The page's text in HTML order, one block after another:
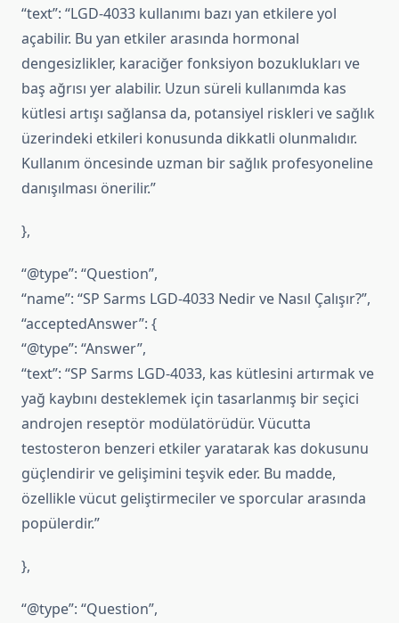
“text”: “LGD-4033 kullanımı bazı yan etkilere yol
açabilir. Bu yan etkiler arasında hormonal
dengesizlikler, karaciğer fonksiyon bozuklukları ve
baş ağrısı yer alabilir. Uzun süreli kullanımda kas
kütlesi artışı sağlansa da, potansiyel riskleri ve sağlık
üzerindeki etkileri konusunda dikkatli olunmalıdır.
Kullanım öncesinde uzman bir sağlık profesyoneline
danışılması önerilir.”
},
“@type”: “Question”,
“name”: “SP Sarms LGD-4033 Nedir ve Nasıl Çalışır?”,
“acceptedAnswer”: {
“@type”: “Answer”,
“text”: “SP Sarms LGD-4033, kas kütlesini artırmak ve
yağ kaybını desteklemek için tasarlanmış bir seçici
androjen reseptör modülatörüdür. Vücutta
testosteron benzeri etkiler yaratarak kas dokusunu
güçlendirir ve gelişimini teşvik eder. Bu madde,
özellikle vücut geliştirmeciler ve sporcular arasında
popülerdir.”
},
“@type”: “Question”,